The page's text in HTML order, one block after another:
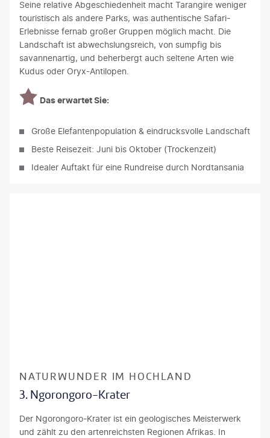
Seine relative Abgeschiedenheit macht Tarangire weniger
touristisch als andere Parks, was authentische Safari-
Erlebnisse fernab großer Gruppen möglich macht. Die
Landschaft ist abwechslungsreich, von sumpfig bis
savannenartig, und beherbergt auch seltene Arten wie
Kudus oder Oryx-Antilopen.
Das erwartet Sie:
Große Elefantenpopulation & eindrucksvolle Landschaft
Beste Reisezeit: Juni bis Oktober (Trockenzeit)
Idealer Auftakt für eine Rundreise durch Nordtansania
NATURWUNDER IM HOCHLAND
3. Ngorongoro-Krater
Der Ngorongoro-Krater ist ein geologisches Meisterwerk
und zählt zu den artenreichsten Regionen Afrikas. In